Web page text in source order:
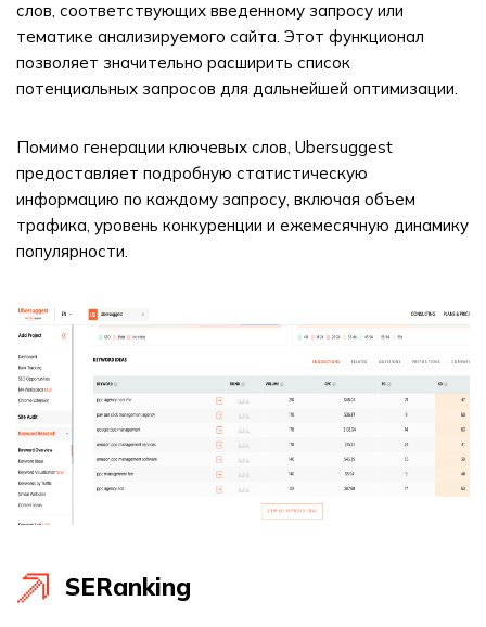
слов, соответствующих введенному запросу или
тематике анализируемого сайта. Этот функционал
позволяет значительно расширить список
потенциальных запросов для дальнейшей оптимизации.
Помимо генерации ключевых слов, Ubersuggest
предоставляет подробную статистическую
информацию по каждому запросу, включая объем
трафика, уровень конкуренции и ежемесячную динамику
популярности.
SERanking